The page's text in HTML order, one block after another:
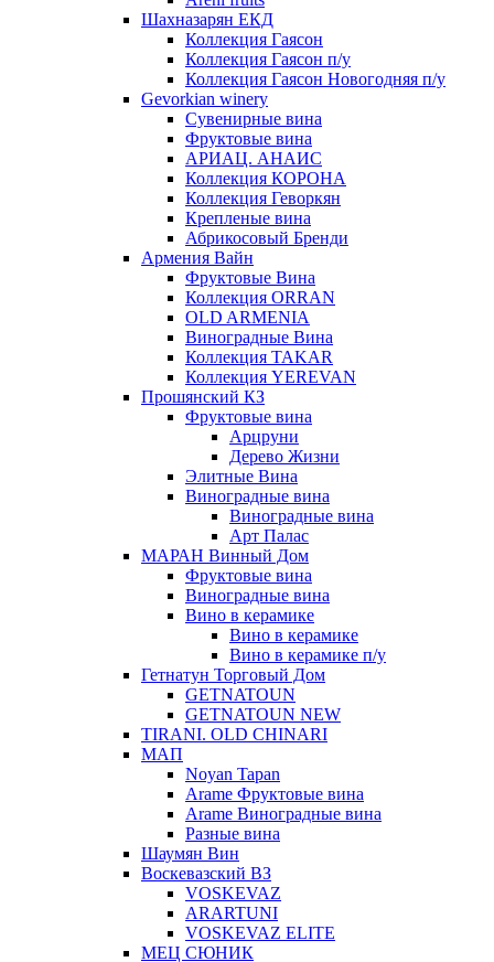
Шахназарян ЕКД
Коллекция Гаясон
Коллекция Гаясон п/у
Коллекция Гаясон Новогодняя п/у
Gevorkian winery
Сувенирные вина
Фруктовые вина
АРИАЦ. АНАИС
Коллекция КОРОНА
Коллекция Геворкян
Крепленые вина
Абрикосовый Бренди
Армения Вайн
Фруктовые Вина
Коллекция ORRAN
OLD ARMENIA
Виноградные Вина
Коллекция TAKAR
Коллекция YEREVAN
Прошянский КЗ
Фруктовые вина
Арцруни
Дерево Жизни
Элитные Вина
Виноградные вина
Виноградные вина
Арт Палас
МАРАН Винный Дом
Фруктовые вина
Виноградные вина
Вино в керамике
Вино в керамике
Вино в керамике п/у
Гетнатун Торговый Дом
GETNATOUN
GETNATOUN NEW
TIRANI. OLD CHINARI
МАП
Noyan Tapan
Arame Фруктовые вина
Arame Виноградные вина
Разные вина
Шаумян Вин
Воскевазский ВЗ
VOSKEVAZ
ARARTUNI
VOSKEVAZ ELITE
МЕЦ СЮНИК